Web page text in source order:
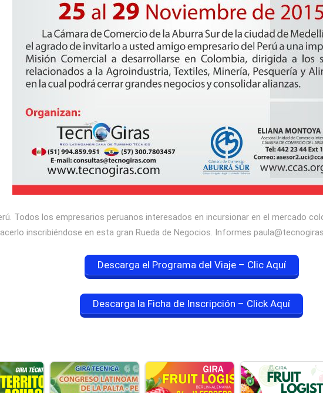
Todos los empresarios peruanos interesados en incursionar en el mercado
inscribiéndose en esta gran Rueda de Negocios. Informes
Descarga el Programa del Viaje – Clic Aquí
Descarga la Ficha de Inscripción – Click Aquí